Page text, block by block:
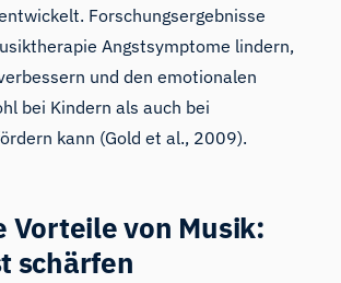
Forschungsergebnisse
Angstsymptome lindern,
und den emotionalen
bei Kindern als auch bei
kann (Gold et al., 2009).
Vorteile von Musik:
schärfen